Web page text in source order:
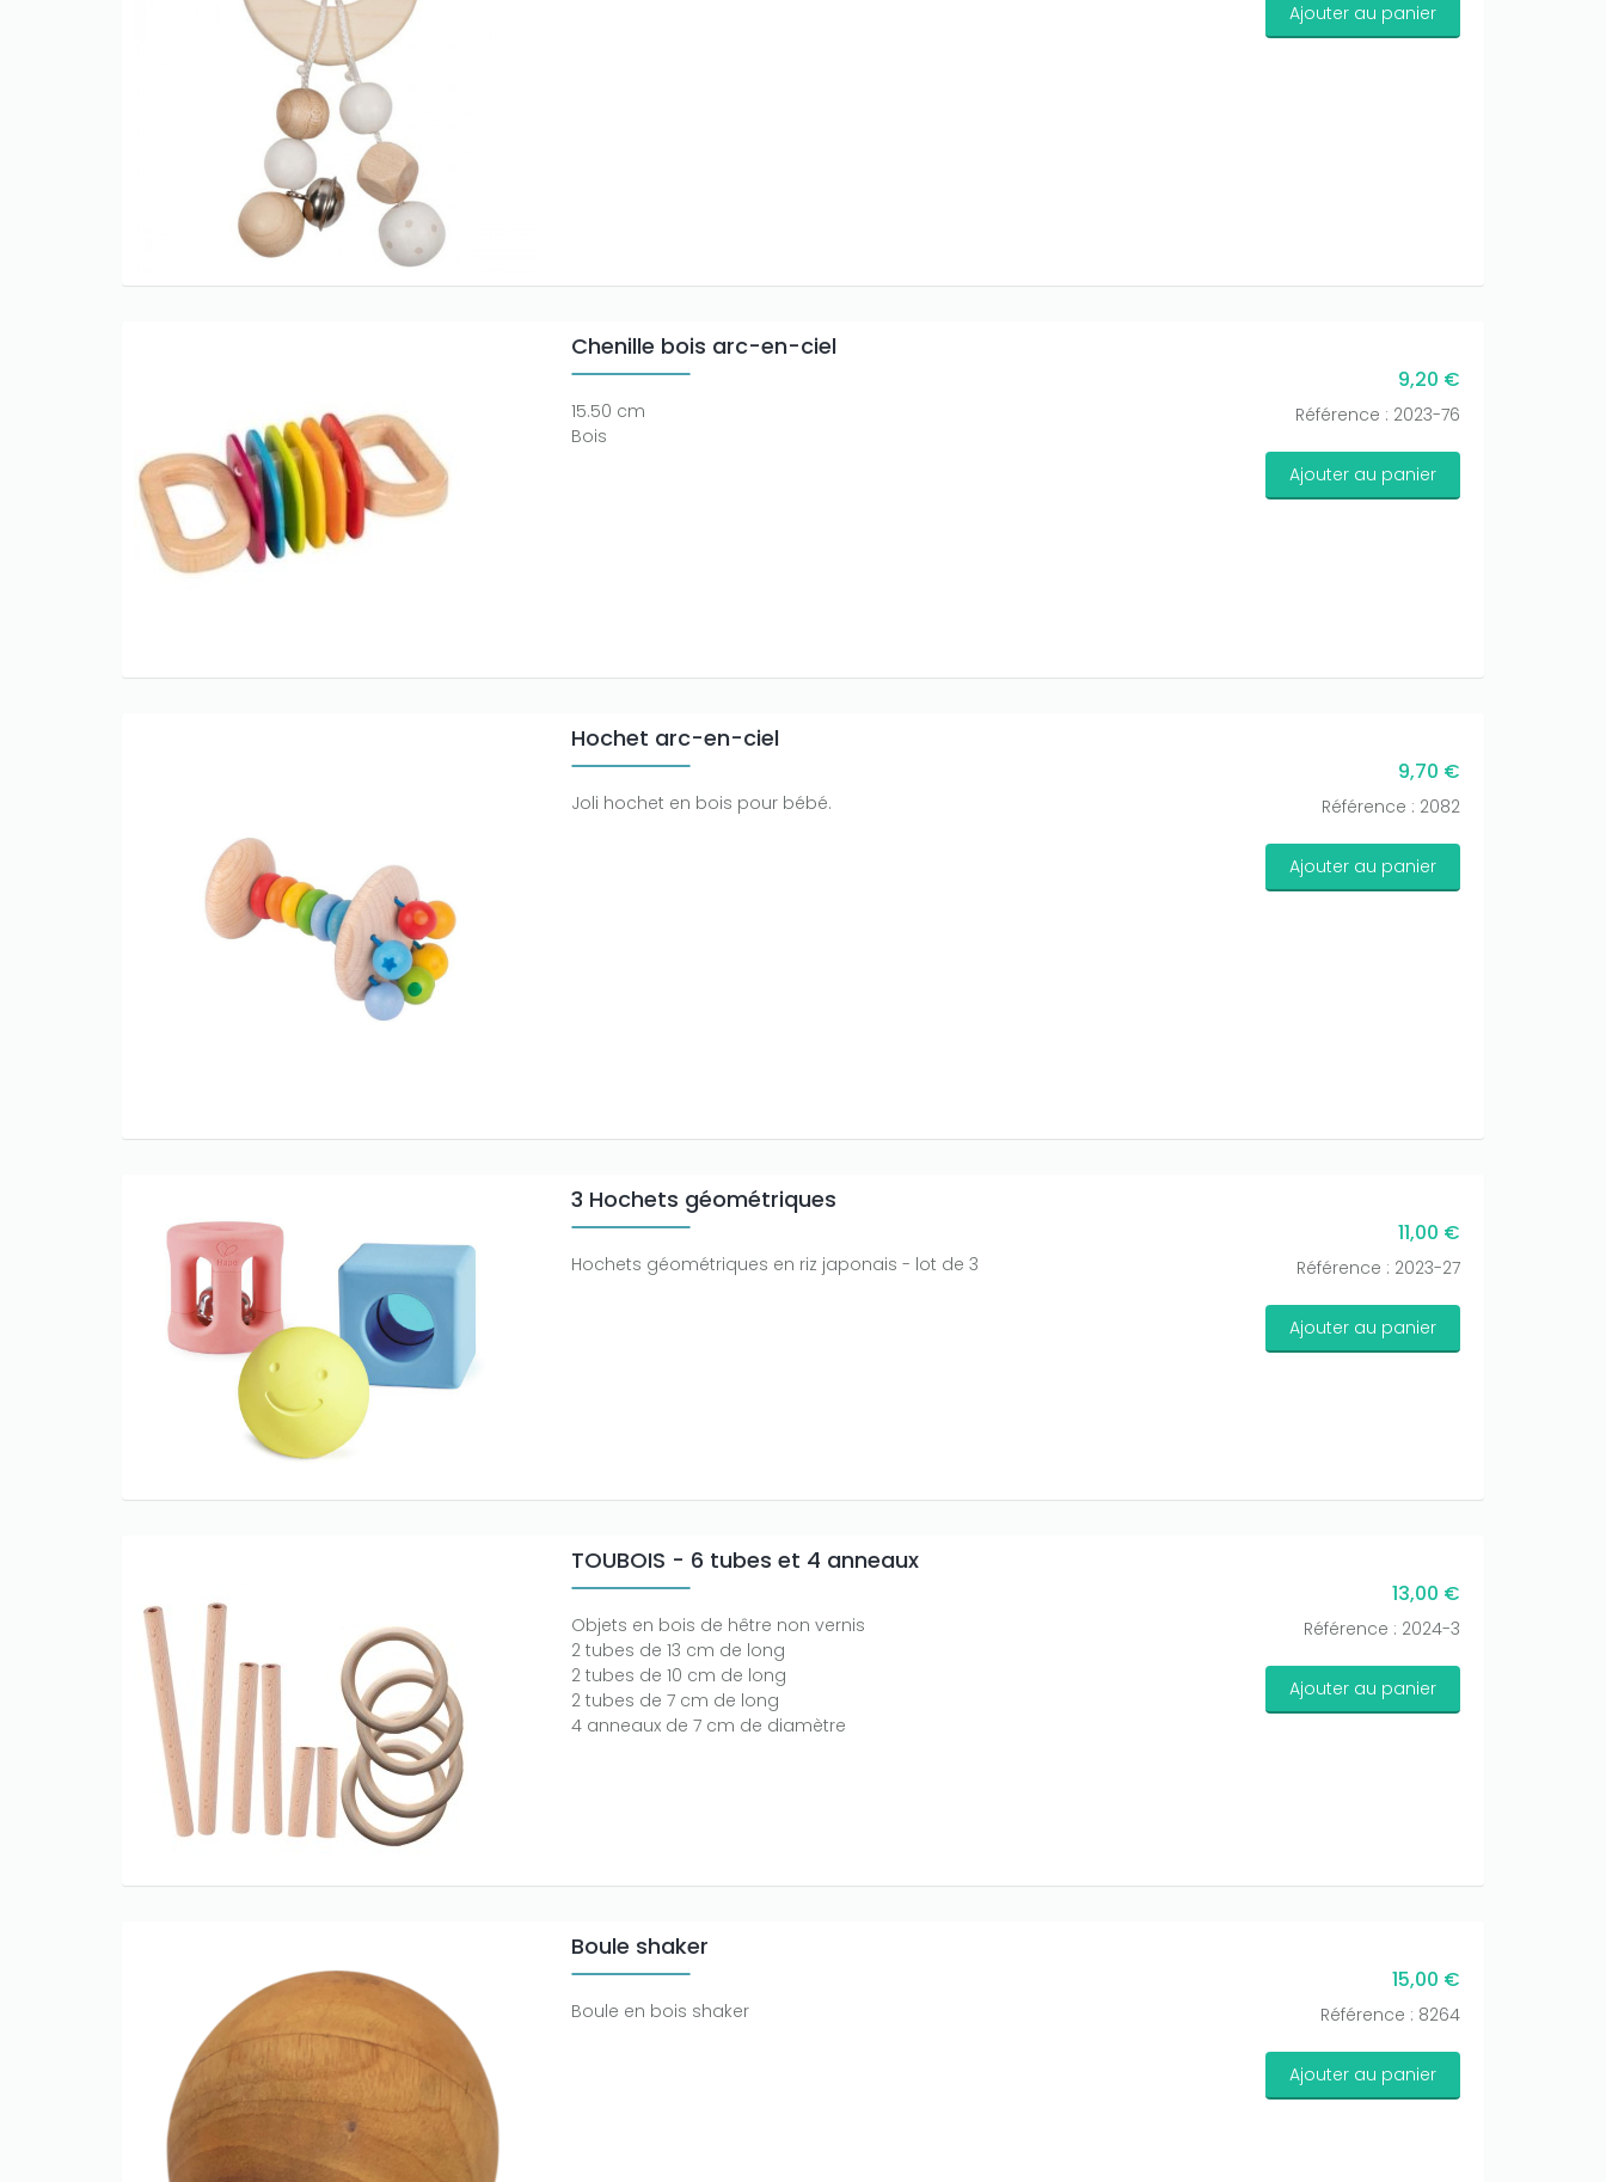
Ajouter au panier
Chenille bois arc-en-ciel
15.50 cm
Bois
9,20 €
Référence : 2023-76
Ajouter au panier
Hochet arc-en-ciel
Joli hochet en bois pour bébé.
9,70 €
Référence : 2082
Ajouter au panier
3 Hochets géométriques
Hochets géométriques en riz japonais - lot de 3
11,00 €
Référence : 2023-27
Ajouter au panier
TOUBOIS - 6 tubes et 4 anneaux
Objets en bois de hêtre non vernis
2 tubes de 13 cm de long
2 tubes de 10 cm de long
2 tubes de 7 cm de long
4 anneaux de 7 cm de diamètre
13,00 €
Référence : 2024-3
Ajouter au panier
Boule shaker
Boule en bois shaker
15,00 €
Référence : 8264
Ajouter au panier